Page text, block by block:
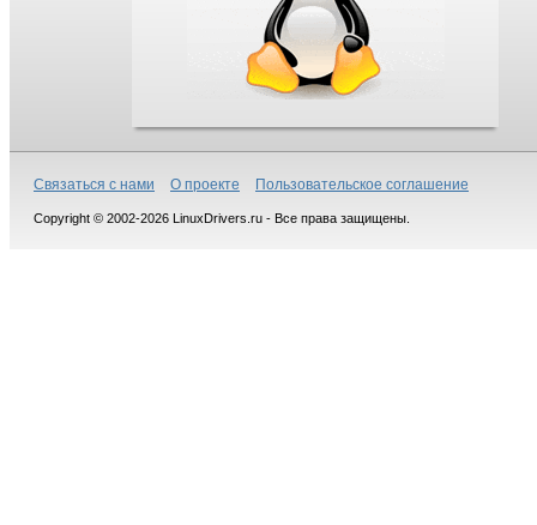
Связаться с нами О проекте Пользовательское соглашение
Copyright © 2002-2026 LinuxDrivers.ru - Все права защищены.